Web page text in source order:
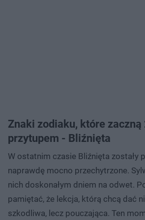
Znaki zodiaku, które zaczną
przytupem - Bliźnięta
W ostatnim czasie Bliźnięta zostały
naprawdę mocno przechytrzone.
nich doskonałym dniem na odwet.
pamiętać, że lekcja, którą chcą dać
szkodliwa, lecz pouczająca. Ten